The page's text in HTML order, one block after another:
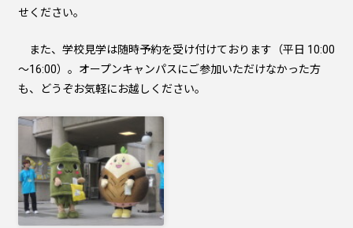
せください。
また、学校見学は随時予約を受け付けております（平日 10:00
～16:00）。オープンキャンパスにご参加いただけなかった方
も、どうぞお気軽にお越しください。